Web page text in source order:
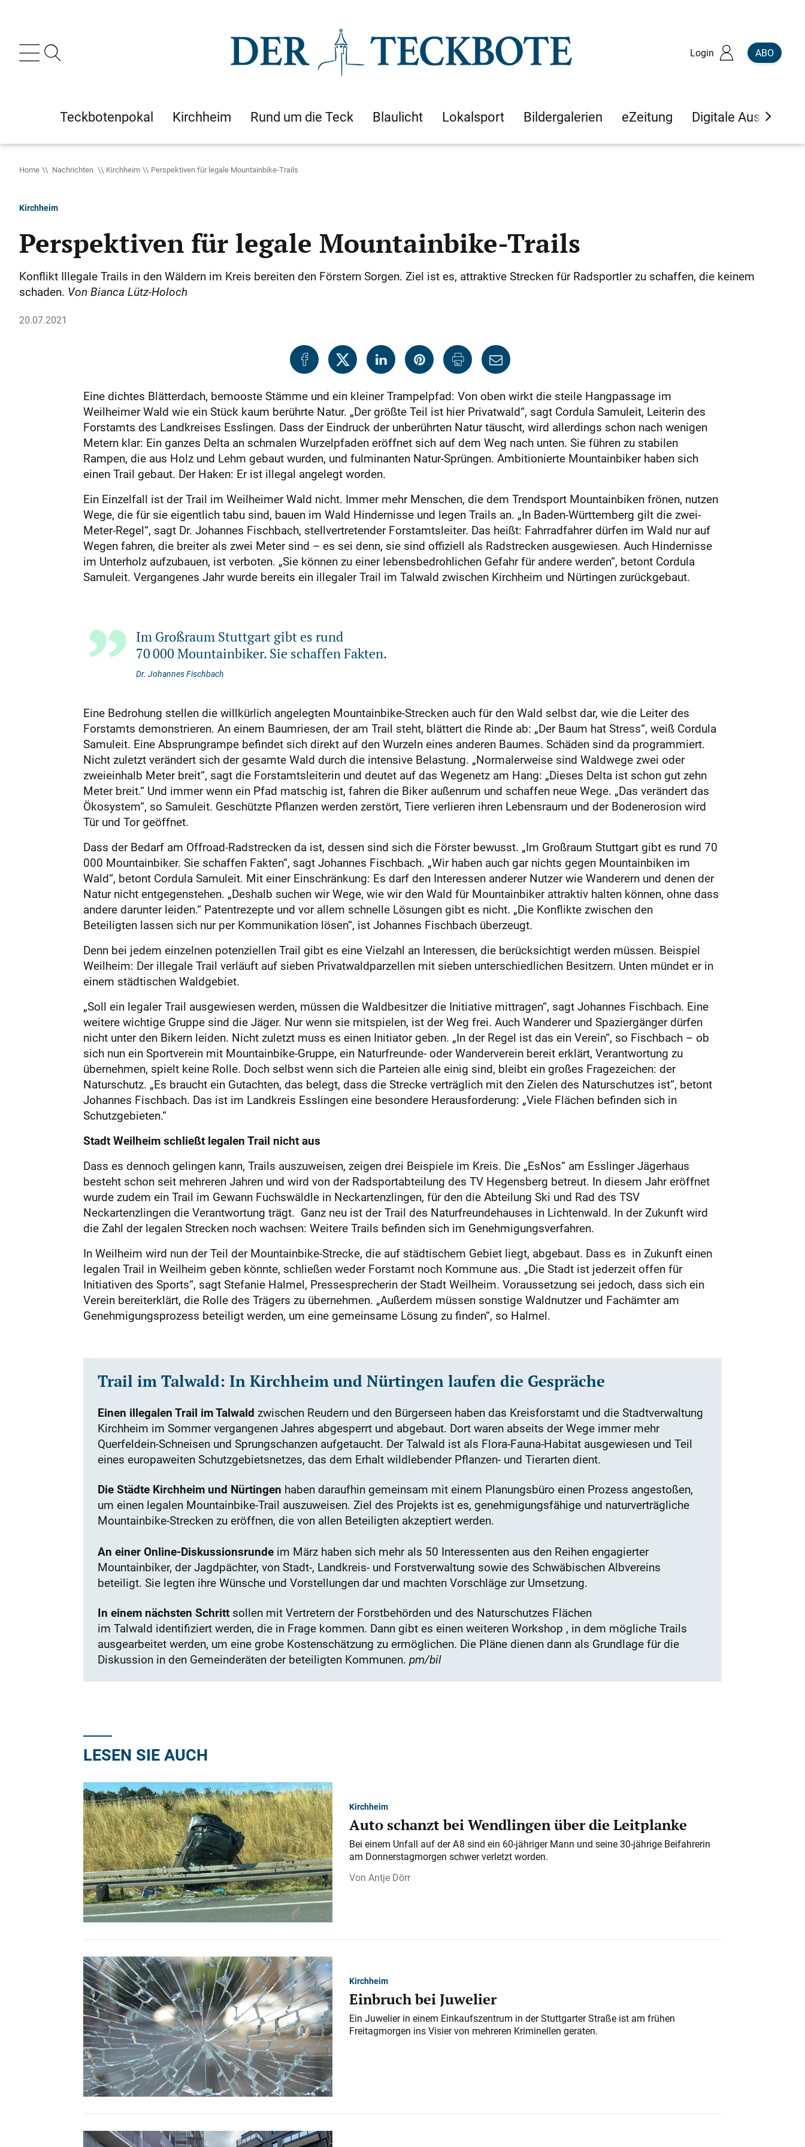
Login ABO
Teckbotenpokal Kirchheim Rund um die Teck Blaulicht Lokalsport Bildergalerien eZeitung Digitale Ausgaben
Home Nachrichten Kirchheim Perspektiven für legale Mountainbike-Trails
Kirchheim
Perspektiven für legale Mountainbike-Trails
Konflikt Illegale Trails in den Wäldern im Kreis bereiten den Förstern Sorgen. Ziel ist es, attraktive Strecken für Radsportler zu schaffen, die keinem
schaden. Von Bianca Lütz-Holoch
20.07.2021
Eine dichtes Blätterdach, bemooste Stämme und ein kleiner Trampelpfad: Von oben wirkt die steile Hangpassage im
Weilheimer Wald wie ein Stück kaum berührte Natur. „Der größte Teil ist hier Privatwald“, sagt Cordula Samuleit, Leiterin des
Forstamts des Landkreises Esslingen. Dass der Eindruck der unberührten Natur täuscht, wird allerdings schon nach wenigen
Metern klar: Ein ganzes Delta an schmalen Wurzelpfaden eröffnet sich auf dem Weg nach unten. Sie führen zu stabilen
Rampen, die aus Holz und Lehm gebaut wurden, und fulminanten Natur-Sprüngen. Ambitionierte Mountainbiker haben sich
einen Trail gebaut. Der Haken: Er ist illegal angelegt worden.
Ein Einzelfall ist der Trail im Weilheimer Wald nicht. Immer mehr Menschen, die dem Trendsport Mountainbiken frönen, nutzen
Wege, die für sie eigentlich tabu sind, bauen im Wald Hindernisse und legen Trails an. „In Baden-Württemberg gilt die zwei-
Meter-Regel“, sagt Dr. Johannes Fischbach, stellvertretender Forstamtsleiter. Das heißt: Fahrradfahrer dürfen im Wald nur auf
Wegen fahren, die breiter als zwei Meter sind – es sei denn, sie sind offiziell als Radstrecken ausgewiesen. Auch Hindernisse
im Unterholz aufzubauen, ist verboten. „Sie können zu einer lebensbedrohlichen Gefahr für andere werden“, betont Cordula
Samuleit. Vergangenes Jahr wurde bereits ein illegaler Trail im Talwald zwischen Kirchheim und Nürtingen zurückgebaut.
Im Großraum Stuttgart gibt es rund
70 000 Mountainbiker. Sie schaffen Fakten.
Dr. Johannes Fischbach
Eine Bedrohung stellen die willkürlich angelegten Mountainbike-Strecken auch für den Wald selbst dar, wie die Leiter des
Forstamts demonstrieren. An einem Baumriesen, der am Trail steht, blättert die Rinde ab: „Der Baum hat Stress“, weiß Cordula
Samuleit. Eine Absprungrampe befindet sich direkt auf den Wurzeln eines anderen Baumes. Schäden sind da programmiert.
Nicht zuletzt verändert sich der gesamte Wald durch die intensive Belastung. „Normalerweise sind Waldwege zwei oder
zweieinhalb Meter breit“, sagt die Forstamtsleiterin und deutet auf das Wegenetz am Hang: „Dieses Delta ist schon gut zehn
Meter breit.“ Und immer wenn ein Pfad matschig ist, fahren die Biker außenrum und schaffen neue Wege. „Das verändert das
Ökosystem“, so Samuleit. Geschützte Pflanzen werden zerstört, Tiere verlieren ihren Lebensraum und der Bodenerosion wird
Tür und Tor geöffnet.
Dass der Bedarf am Offroad-Radstrecken da ist, dessen sind sich die Förster bewusst. „Im Großraum Stuttgart gibt es rund 70
000 Mountainbiker. Sie schaffen Fakten“, sagt Johannes Fischbach. „Wir haben auch gar nichts gegen Mountainbiken im
Wald“, betont Cordula Samuleit. Mit einer Einschränkung: Es darf den Interessen anderer Nutzer wie Wanderern und denen der
Natur nicht entgegenstehen. „Deshalb suchen wir Wege, wie wir den Wald für Mountainbiker attraktiv halten können, ohne dass
andere darunter leiden.“ Patentrezepte und vor allem schnelle Lösungen gibt es nicht. „Die Konflikte zwischen den
Beteiligten lassen sich nur per Kommunikation lösen“, ist Johannes Fischbach überzeugt.
Denn bei jedem einzelnen potenziellen Trail gibt es eine Vielzahl an Interessen, die berücksichtigt werden müssen. Beispiel
Weilheim: Der illegale Trail verläuft auf sieben Privatwaldparzellen mit sieben unterschiedlichen Besitzern. Unten mündet er in
einem städtischen Waldgebiet.
„Soll ein legaler Trail ausgewiesen werden, müssen die Waldbesitzer die Initiative mittragen“, sagt Johannes Fischbach. Eine
weitere wichtige Gruppe sind die Jäger. Nur wenn sie mitspielen, ist der Weg frei. Auch Wanderer und Spaziergänger dürfen
nicht unter den Bikern leiden. Nicht zuletzt muss es einen Initiator geben. „In der Regel ist das ein Verein“, so Fischbach – ob
sich nun ein Sportverein mit Mountainbike-Gruppe, ein Naturfreunde- oder Wanderverein bereit erklärt, Verantwortung zu
übernehmen, spielt keine Rolle. Doch selbst wenn sich die Parteien alle einig sind, bleibt ein großes Fragezeichen: der
Naturschutz. „Es braucht ein Gutachten, das belegt, dass die Strecke verträglich mit den Zielen des Naturschutzes ist“, betont
Johannes Fischbach. Das ist im Landkreis Esslingen eine besondere Herausforderung: „Viele Flächen befinden sich in
Schutzgebieten.“
Stadt Weilheim schließt legalen Trail nicht aus
Dass es dennoch gelingen kann, Trails auszuweisen, zeigen drei Beispiele im Kreis. Die „EsNos“ am Esslinger Jägerhaus
besteht schon seit mehreren Jahren und wird von der Radsportabteilung des TV Hegensberg betreut. In diesem Jahr eröffnet
wurde zudem ein Trail im Gewann Fuchswäldle in Neckartenzlingen, für den die Abteilung Ski und Rad des TSV
Neckartenzlingen die Verantwortung trägt. Ganz neu ist der Trail des Naturfreundehauses in Lichtenwald. In der Zukunft wird
die Zahl der legalen Strecken noch wachsen: Weitere Trails befinden sich im Genehmigungsverfahren.
In Weilheim wird nun der Teil der Mountainbike-Strecke, die auf städtischem Gebiet liegt, abgebaut. Dass es in Zukunft einen
legalen Trail in Weilheim geben könnte, schließen weder Forstamt noch Kommune aus. „Die Stadt ist jederzeit offen für
Initiativen des Sports“, sagt Stefanie Halmel, Pressesprecherin der Stadt Weilheim. Voraussetzung sei jedoch, dass sich ein
Verein bereiterklärt, die Rolle des Trägers zu übernehmen. „Außerdem müssen sonstige Waldnutzer und Fachämter am
Genehmigungsprozess beteiligt werden, um eine gemeinsame Lösung zu finden“, so Halmel.
Trail im Talwald: In Kirchheim und Nürtingen laufen die Gespräche
Einen illegalen Trail im Talwald zwischen Reudern und den Bürgerseen haben das Kreisforstamt und die Stadtverwaltung
Kirchheim im Sommer vergangenen Jahres abgesperrt und abgebaut. Dort waren abseits der Wege immer mehr
Querfeldein-Schneisen und Sprungschanzen aufgetaucht. Der Talwald ist als Flora-Fauna-Habitat ausgewiesen und Teil
eines europaweiten Schutzgebietsnetzes, das dem Erhalt wildlebender Pflanzen- und Tierarten dient.
Die Städte Kirchheim und Nürtingen haben daraufhin gemeinsam mit einem Planungsbüro einen Prozess angestoßen,
um einen legalen Mountainbike-Trail auszuweisen. Ziel des Projekts ist es, genehmigungsfähige und naturverträgliche
Mountainbike-Strecken zu eröffnen, die von allen Beteiligten akzeptiert werden.
An einer Online-Diskussionsrundeim März haben sich mehr als 50 Interessenten aus den Reihen engagierter
Mountainbiker, der Jagdpächter, von Stadt-, Landkreis- und Forstverwaltung sowie des Schwäbischen Albvereins
beteiligt. Sie legten ihre Wünsche und Vorstellungen dar und machten Vorschläge zur Umsetzung.
In einem nächsten Schrittsollen mit Vertretern der Forstbehörden und des Naturschutzes Flächen
im Talwald identifiziert werden, die in Frage kommen. Dann gibt es einen weiteren Workshop , in dem mögliche Trails
ausgearbeitet werden, um eine grobe Kostenschätzung zu ermöglichen. Die Pläne dienen dann als Grundlage für die
Diskussion in den Gemeinderäten der beteiligten Kommunen. pm/bil
LESEN SIE AUCH
Kirchheim
Auto schanzt bei Wendlingen über die Leitplanke
Bei einem Unfall auf der A 8 sind ein 60-jähriger Mann und seine 30-jährige Beifahrerin
am Donnerstagmorgen schwer verletzt worden.
Antje Dörr
Kirchheim
Einbruch bei Juwelier
Ein Juwelier in einem Einkaufszentrum in der Stuttgarter Straße ist am frühen
Freitagmorgen ins Visier von mehreren Kriminellen geraten.